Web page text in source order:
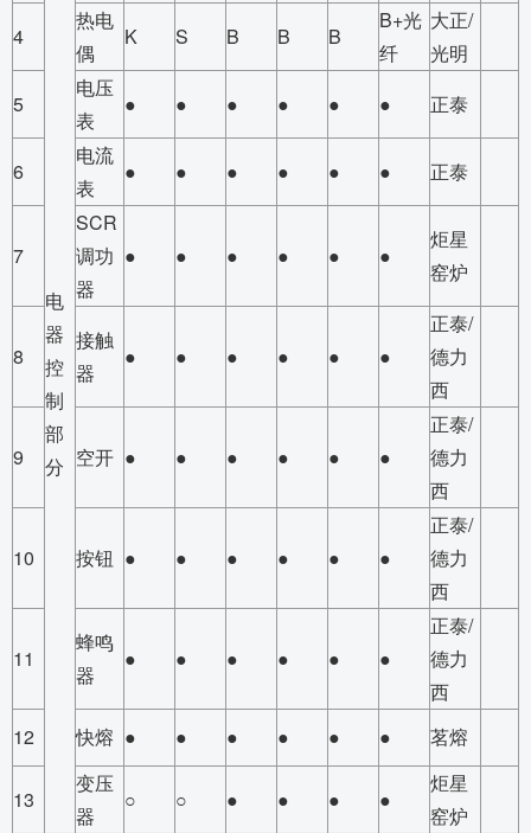
电
器
控
制
部
分
4
热电
偶
K S B B B
B+光
纤
大正/
光明
5
电压
表
● ● ● ● ● ● 正泰
6
电流
表
● ● ● ● ● ● 正泰
7
SCR
调功
器
● ● ● ● ● ●
炬星
窑炉
8
接触
器
● ● ● ● ● ●
正泰/
德力
西
9 空开 ● ● ● ● ● ●
正泰/
德力
西
10 按钮 ● ● ● ● ● ●
正泰/
德力
西
11
蜂鸣
器
● ● ● ● ● ●
正泰/
德力
西
12
快熔 ● ● ● ● ● ● 茗熔
13
变压
器
○ ○ ● ● ● ●
炬星
窑炉